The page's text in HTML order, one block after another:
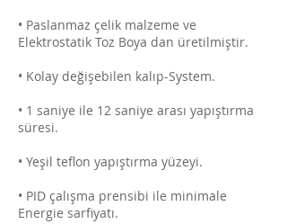
• Paslanmaz çelik malzeme ve
Elektrostatik Toz Boya dan üretilmiştir.
• Kolay değişebilen kalıp-System.
• 1 saniye ile 12 saniye arası yapıştırma
süresi.
• Yeşil teflon yapıştırma yüzeyi.
• PID çalışma prensibi ile minimale
Energie sarfiyatı.